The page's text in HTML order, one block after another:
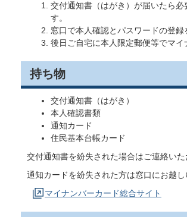
交付通知書（はがき）が届いたら
す。
窓口で本人確認とパスワードの登録
後日ご自宅に本人限定郵便等でマイ
持ち物
交付通知書（はがき）
本人確認書類
通知カード
住民基本台帳カード
交付通知書を紛失された場合はご連絡いた
通知カードを紛失された方は窓口にお越
マイナンバーカード総合サイト